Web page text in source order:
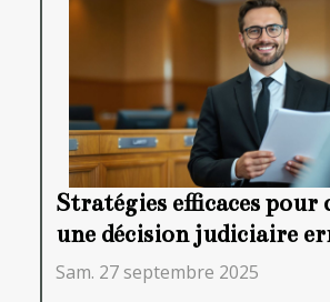
Stratégies efficaces pour
une décision judiciaire
Sam. 27 septembre 2025